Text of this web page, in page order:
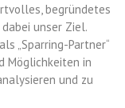
begründetes
unser Ziel.
„Sparring-Partner“
Möglichkeiten in
und zu